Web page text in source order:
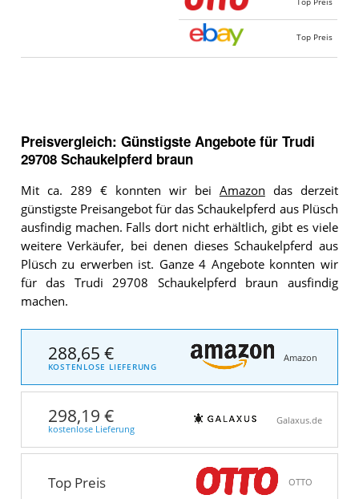
Top Preis
Preisvergleich: Günstigste Angebote für Trudi
29708 Schaukelpferd braun
Mit ca. 289 € konnten wir bei Amazon das derzeit
günstigste Preisangebot für das Schaukelpferd aus Plüsch
ausfindig machen. Falls dort nicht erhältlich, gibt es viele
weitere Verkäufer, bei denen dieses Schaukelpferd aus
Plüsch zu erwerben ist. Ganze 4 Angebote konnten wir
für das Trudi 29708 Schaukelpferd braun ausfindig
machen.
288,65 €
KOSTENLOSE LIEFERUNG
Amazon
298,19 €
kostenlose Lieferung
Galaxus.de
Top Preis OTTO